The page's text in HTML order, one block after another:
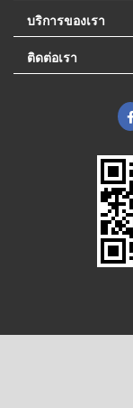
บริการของเรา
ติดต่อเรา